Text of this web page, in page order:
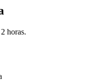
horas.